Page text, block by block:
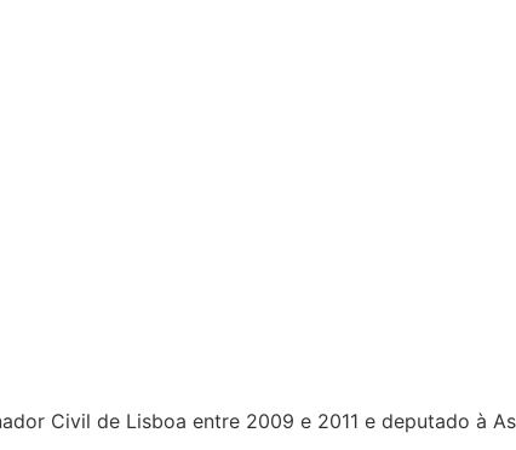
Civil de Lisboa entre 2009 e 2011 e deputado à